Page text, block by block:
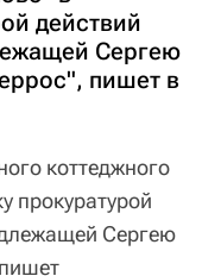
действий
Сергею
пишет в
коттеджного
прокуратурой
Сергею